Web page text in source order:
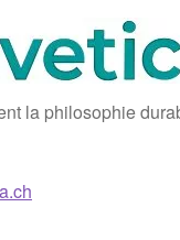
la philosophie